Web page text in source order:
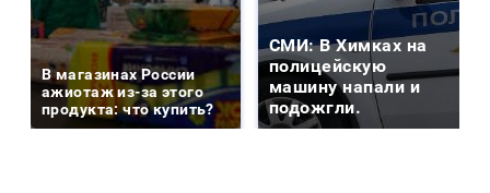
В магазинах России
ажиотаж из-за этого
продукта: что купить?
СМИ: В Химках на
полицейскую
машину напали и
подожгли.